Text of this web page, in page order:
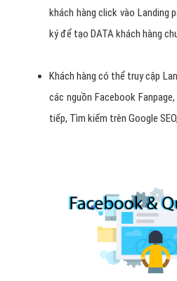
khách hàng click vào
ký để tạo DATA khách hàng
Khách hàng có thể truy cập
các nguồn Facebook
tiếp, Tìm kiếm trên Google